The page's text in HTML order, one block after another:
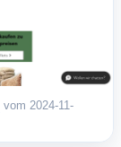
vom 2024-11-